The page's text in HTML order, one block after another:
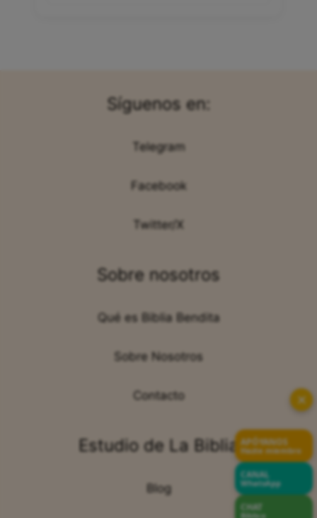
Síguenos en:
Telegram
Facebook
Twitter/X
Sobre nosotros
Qué es Biblia Bendita
Sobre Nosotros
Contacto
Estudio de La Biblia
Blog
✕
APÓYANOS
Hazte miembro
CANAL
WhatsApp
CHAT
Bíblico